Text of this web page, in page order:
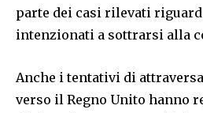
parte dei casi rilevati
intenzionati a sottrarsi alla
Anche i tentativi di
verso il Regno Unito hanno